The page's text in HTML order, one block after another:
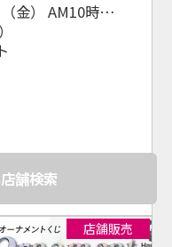
金） AM10時〜
舗検索
店舗販売